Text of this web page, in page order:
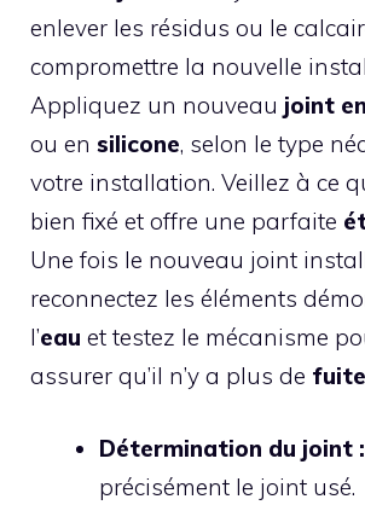
enlever les résidus ou le
compromettre la nouvelle
Appliquez un nouveau joint
ou en silicone, selon le type
votre installation. Veillez à ce
bien fixé et offre une parfaite
Une fois le nouveau joint
reconnectez les éléments
l’eau et testez le mécanisme
assurer qu’il n’y a plus de
Détermination du joint :
précisément le joint usé.